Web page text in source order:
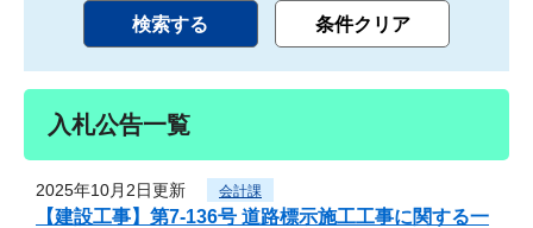
入札公告一覧
2025年10月2日更新 会計課
【建設工事】第7-136号 道路標示施工工事に関する一